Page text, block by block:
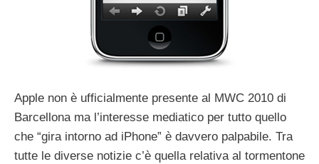
Apple non è ufficialmente presente al MWC 2010 di
Barcellona ma l’interesse mediatico per tutto quello
che “gira intorno ad iPhone” è davvero palpabile. Tra
tutte le diverse notizie c’è quella relativa al tormentone